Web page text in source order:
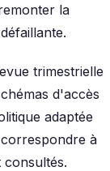
la
trimestrielle
d'accès
adaptée
à